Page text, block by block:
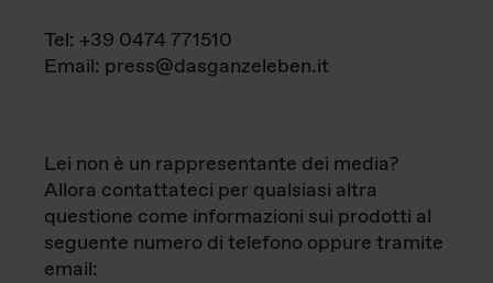
Tel: +39 0474 771510
Email: press@dasganzeleben.it
Lei non è un rappresentante dei media?
Allora contattateci per qualsiasi altra
questione come informazioni sui prodotti al
seguente numero di telefono oppure tramite
email: